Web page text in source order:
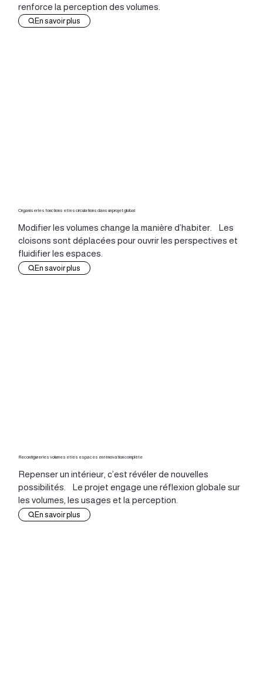
renforce la perception des volumes.
En savoir plus
Organiser les fonctions et les circulations dans un projet global
Modifier les volumes change la manière d’habiter. Les
cloisons sont déplacées pour ouvrir les perspectives et
fluidifier les espaces.
En savoir plus
Reconfigurer les volumes et les espaces en rénovation complète
Repenser un intérieur, c’est révéler de nouvelles
possibilités. Le projet engage une réflexion globale sur
les volumes, les usages et la perception.
En savoir plus